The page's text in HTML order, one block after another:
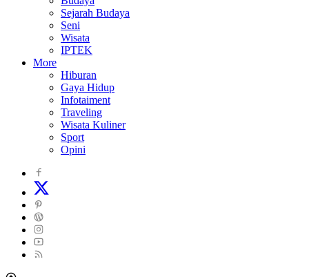
Sejarah Budaya
Seni
Wisata
IPTEK
More
Hiburan
Gaya Hidup
Infotaiment
Traveling
Wisata Kuliner
Sport
Opini